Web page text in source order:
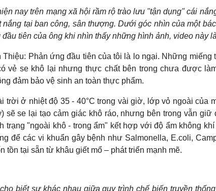
nay trên mạng xã hội rầm rộ trào lưu "tận dụng" cái
nắng tại ban công, sân thượng. Dưới góc nhìn của một
tiên của ông khi nhìn thấy những hình ảnh, video này
Thiệu: Phản ứng đầu tiên của tôi là lo ngại. Những miếng
vẻ se khô lại nhưng thực chất bên trong chưa được
đảm bảo vệ sinh an toàn thực phẩm.
trời ở nhiệt độ 35 - 40°C trong vài giờ, lớp vỏ ngoài của
sẽ se lại tạo cảm giác khô ráo, nhưng bên trong vẫn giữ
trạng "ngoài khô - trong ẩm" kết hợp với độ ẩm không
để các vi khuẩn gây bệnh như Salmonella, E.coli,
tồn tại sẵn từ khâu giết mổ – phát triển mạnh mẽ.
biết sự khác nhau giữa quy trình chế biến truyền